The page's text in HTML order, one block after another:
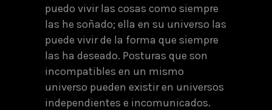
puedo vivir las cosas como siempre
las he soñado; ella en su universo las
puede vivir de la forma que siempre
las ha deseado. Posturas que son
incompatibles en un mismo
universo pueden existir en universos
independientes e incomunicados.